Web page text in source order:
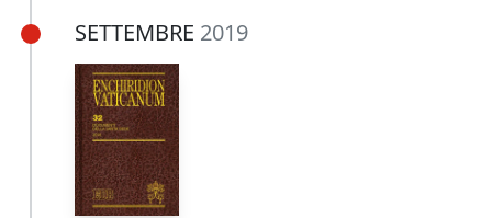
SETTEMBRE 2019